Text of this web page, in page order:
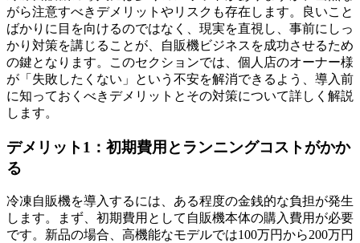
がら注意すべきデメリットやリスクも存在します。良いこと
ばかりに目を向けるのではなく、現実を直視し、事前にしっ
かり対策を講じることが、自販機ビジネスを成功させるため
の鍵となります。このセクションでは、個人店のオーナー様
が「失敗したくない」という不安を解消できるよう、導入前
に知っておくべきデメリットとその対策について詳しく解説
します。
デメリット1：初期費用とランニングコストがかか
る
冷凍自販機を導入するには、ある程度の金銭的な負担が発生
します。まず、初期費用として自販機本体の購入費用が必要
です。新品の場合、高機能なモデルでは100万円から200万円